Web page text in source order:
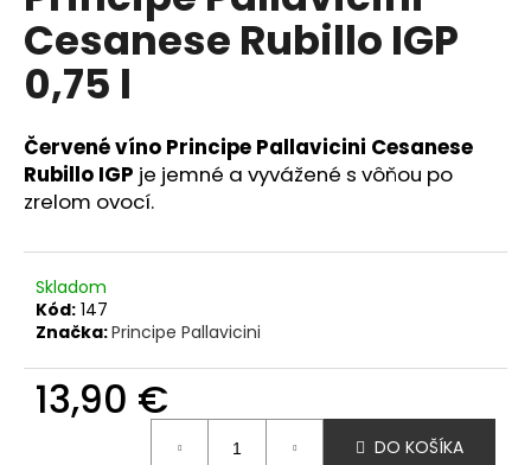
5,0
z
5
hviezdičiek.
Cesanese Rubillo IGP
0,75 l
Červené víno Principe Pallavicini Cesanese
Rubillo IGP je jemné a vyvážené s vôňou po
zrelom ovocí.
Skladom
Kód: 147
Značka:Principe Pallavicini
13,90 €
DO KOŠÍKA
á
j
s
?
O